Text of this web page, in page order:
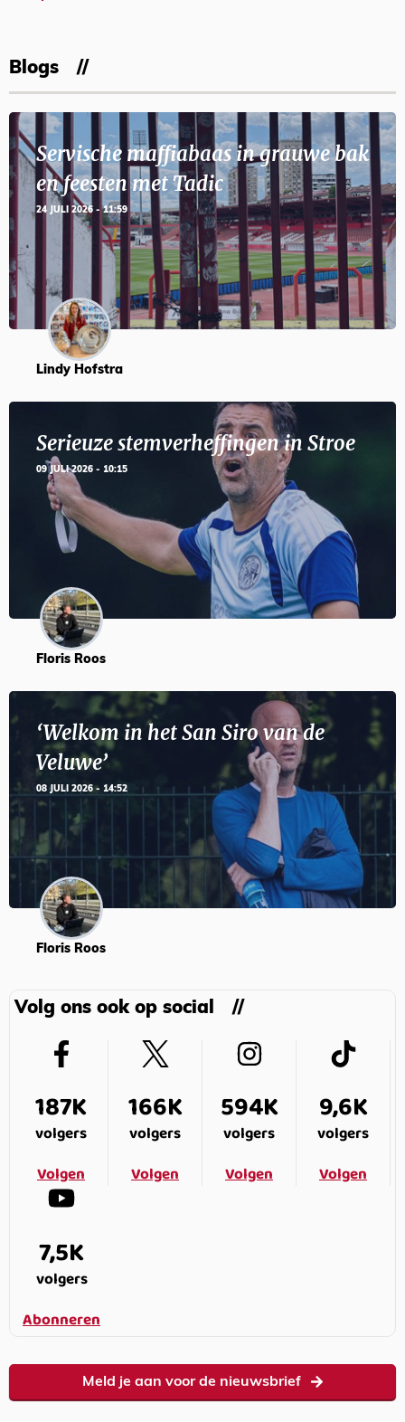
Blogs
Servische maffiabaas in grauwe bak
en feesten met Tadic
24 JULI 2026 - 11:59
Lindy Hofstra
Serieuze stemverheffingen in Stroe
09 JULI 2026 - 10:15
Floris Roos
‘Welkom in het San Siro van de
Veluwe’
08 JULI 2026 - 14:52
Floris Roos
Volg ons ook op social
187K
volgers
Volgen
166K
volgers
Volgen
594K
volgers
Volgen
9,6K
volgers
Volgen
7,5K
volgers
Abonneren
Meld je aan voor de nieuwsbrief